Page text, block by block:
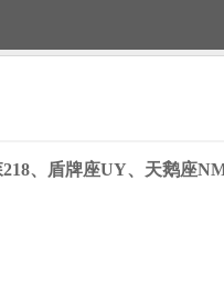
218、盾牌座UY、天鹅座